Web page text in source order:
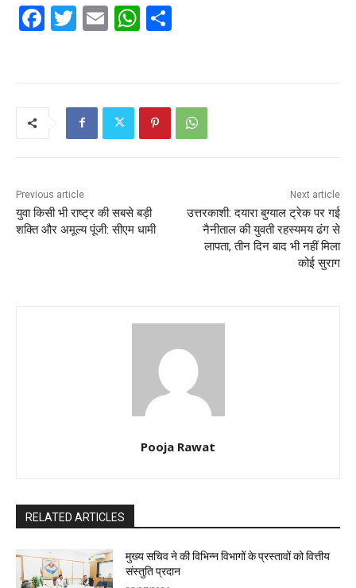
F
k
T
E
W
A
p
Previous article
युवा किसी भी राष्ट्र की सबसे बड़ी
शक्ति और अमूल्य पूंजी: सीएम धामी
Next article
उत्तरकाशी: दयारा बुग्याल ट्रेक पर गई
नैनीताल की युवती रहस्यमय ढंग से
लापता, तीन दिन बाद भी नहीं मिला
कोई सुराग
Pooja Rawat
RELATED ARTICLES
मुख्य सचिव ने की विभिन्न विभागों के प्रस्तावों को वित्तीय
संस्तुति प्रदान